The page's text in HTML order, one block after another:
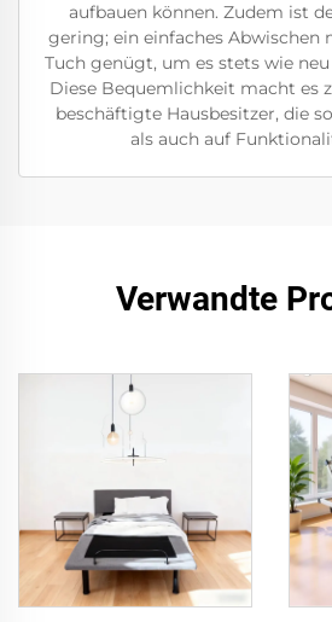
aufbauen können. Zudem ist
gering; ein einfaches Abwischen
Tuch genügt, um es stets wie neu
Diese Bequemlichkeit macht es
beschäftigte Hausbesitzer, die
als auch auf
Verwandte